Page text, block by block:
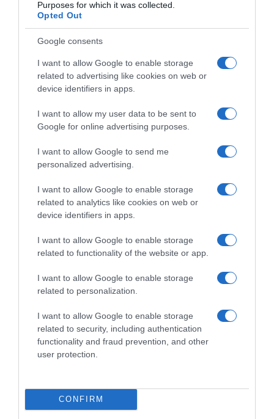
Purposes for which it was collected.
Opted Out
Google consents
I want to allow Google to enable storage
related to advertising like cookies on web or
device identifiers in apps.
I want to allow my user data to be sent to
Google for online advertising purposes.
I want to allow Google to send me
personalized advertising.
I want to allow Google to enable storage
related to analytics like cookies on web or
device identifiers in apps.
I want to allow Google to enable storage
related to functionality of the website or app.
I want to allow Google to enable storage
related to personalization.
I want to allow Google to enable storage
related to security, including authentication
functionality and fraud prevention, and other
user protection.
CONFIRM
Sušenje veša na radijatorima se izbjegava, a ako se veš suši u
stanu, prostorija mora dodatno da se izlufta.